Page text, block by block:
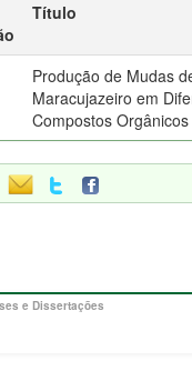
Título
Produção de Mudas
Maracujazeiro em
Compostos Orgânicos
e Dissertações